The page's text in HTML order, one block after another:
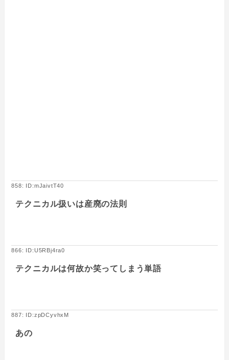
858: ID:mJaivtT40
テクニカル扱いは産廃の法則
866: ID:U5RBj4ra0
テクニカルは何故か笑ってしまう単語
887: ID:zpDCyvhxM
あの